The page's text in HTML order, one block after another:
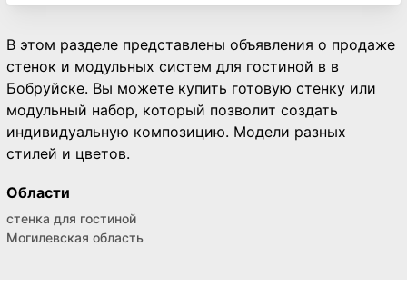
В этом разделе представлены объявления о продаже
стенок и модульных систем для гостиной в в
Бобруйске. Вы можете купить готовую стенку или
модульный набор, который позволит создать
индивидуальную композицию. Модели разных
стилей и цветов.
Области
стенка для гостиной
Могилевская область